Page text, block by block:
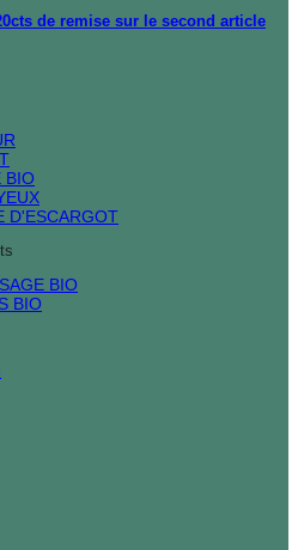
de remise sur le second article
BIO
D'ESCARGOT
BIO
BIO